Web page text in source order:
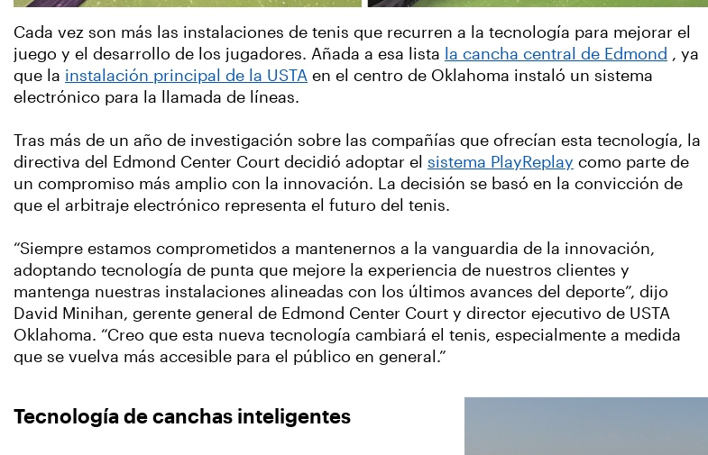
Cada vez son más las instalaciones de tenis que recurren a la tecnología para mejorar el
juego y el desarrollo de los jugadores. Añada a esa lista la cancha central de Edmond , ya
que la instalación principal de la USTA en el centro de Oklahoma instaló un sistema
electrónico para la llamada de líneas.
Tras más de un año de investigación sobre las compañías que ofrecían esta tecnología, la
directiva del Edmond Center Court decidió adoptar el sistema PlayReplay como parte de
un compromiso más amplio con la innovación. La decisión se basó en la convicción de
que el arbitraje electrónico representa el futuro del tenis.
“Siempre estamos comprometidos a mantenernos a la vanguardia de la innovación,
adoptando tecnología de punta que mejore la experiencia de nuestros clientes y
mantenga nuestras instalaciones alineadas con los últimos avances del deporte”, dijo
David Minihan, gerente general de Edmond Center Court y director ejecutivo de USTA
Oklahoma. “Creo que esta nueva tecnología cambiará el tenis, especialmente a medida
que se vuelva más accesible para el público en general.”
Tecnología de canchas inteligentes